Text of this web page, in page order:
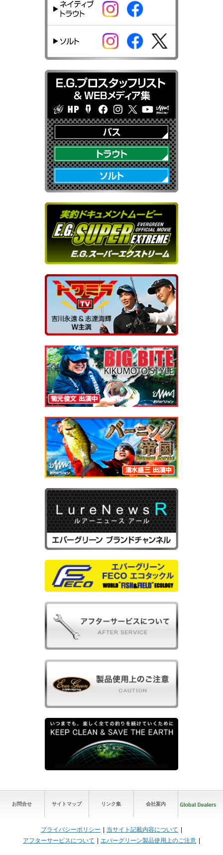
お問合せ サイトマップ リンク集 会社案内
プライバシーポリシー
当サイト記載内容について
アフターサービスについて
エバーグリーン製品使用上のご注意